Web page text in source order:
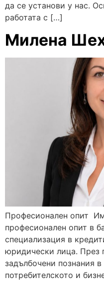
да се установи у нас.
работата с […]
Милена
Професионален опит
професионален опит в
специализация в
юридически лица. През
задълбочени познания
потребителското и